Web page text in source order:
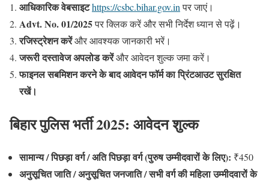
आधिकारिक वेबसाइटhttps://csbc.bihar.gov.inपर जाएं।
Advt. No. 01/2025पर क्लिक करें और सभी निर्देश ध्यान से पढ़ें।
रजिस्ट्रेशन करेंऔर आवश्यक जानकारी भरें।
जरूरी दस्तावेज अपलोड करेंऔर आवेदन शुल्क जमा करें।
फाइनल सबमिशन करने के बाद आवेदन फॉर्म का प्रिंटआउट सुरक्षित
रखें।
बिहार पुलिस भर्ती 2025: आवेदन शुल्क
सामान्य / पिछड़ा वर्ग / अति पिछड़ा वर्ग (पुरुष उम्मीदवारों के लिए): ₹450
अनुसूचित जाति / अनुसूचित जनजाति / सभी वर्ग की महिला उम्मीदवारों के